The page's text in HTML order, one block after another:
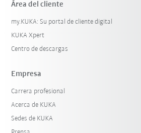
Área del cliente
my.KUKA: Su portal de cliente digital
KUKA Xpert
Centro de descargas
Empresa
Carrera profesional
Acerca de KUKA
Sedes de KUKA